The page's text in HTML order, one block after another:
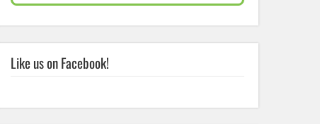
Like us on Facebook!